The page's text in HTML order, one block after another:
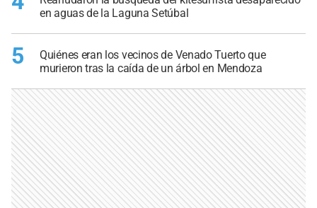
en aguas de la Laguna Setúbal
5
Quiénes eran los vecinos de Venado Tuerto que
murieron tras la caída de un árbol en Mendoza